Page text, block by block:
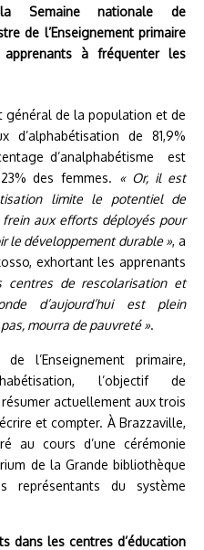
Semaine nationale de
de l’Enseignement primaire
à fréquenter les
général de la population et de
de 81,9%
d’analphabétisme est
des femmes. « Or, il est
limite le potentiel de
aux efforts déployés pour
le développement durable », a
exhortant les apprenants
centres de rescolarisation et
d’aujourd’hui est plein
mourra de pauvreté ».
l’Enseignement primaire,
l’objectif de
actuellement aux trois
et compter. À Brazzaville,
au cours d’une cérémonie
de la Grande bibliothèque
représentants du système
dans les centres d’éducation